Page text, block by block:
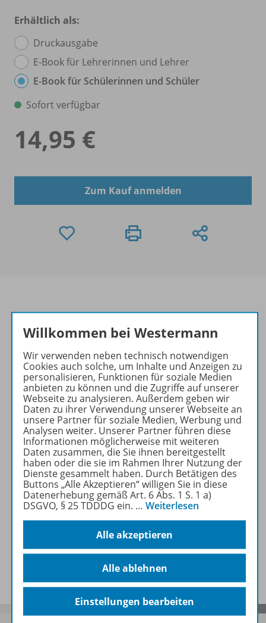
Erhältlich als:
Druckausgabe
E-Book für Lehrerinnen und Lehrer
E-Book für Schülerinnen und Schüler
Sofort verfügbar
14,95 €
Zum Kauf anmelden
Produktinformationen
Beschreibung
Lizenzbedingungen
Zugehörige Produkte
Demoversion
Benachrichtigungs-Service
Willkommen bei Westermann
Wir verwenden neben technisch notwendigen
Cookies auch solche, um Inhalte und Anzeigen zu
personalisieren, Funktionen für soziale Medien
anbieten zu können und die Zugriffe auf unserer
Webseite zu analysieren. Außerdem geben wir
Daten zu ihrer Verwendung unserer Webseite an
unsere Partner für soziale Medien, Werbung und
Analysen weiter. Unserer Partner führen diese
Informationen möglicherweise mit weiteren
Daten zusammen, die Sie ihnen bereitgestellt
haben oder die sie im Rahmen Ihrer Nutzung der
Dienste gesammelt haben. Durch Betätigen des
Buttons „Alle Akzeptieren“ willigen Sie in diese
Datenerhebung gemäß Art. 6 Abs. 1 S. 1 a)
DSGVO, § 25 TDDDG ein. … Weiterlesen
Alle akzeptieren
Alle ablehnen
Einstellungen bearbeiten